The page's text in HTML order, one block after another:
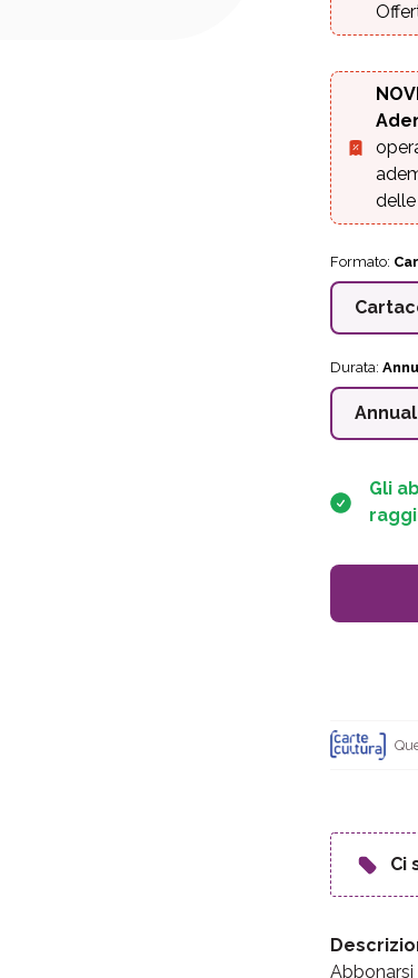
Formato:
Durata:
Gli
Ci
Abbonarsi